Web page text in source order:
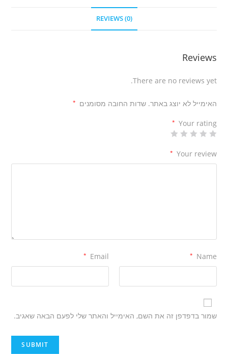
REVIEWS (0)
Reviews
There are no reviews yet.
האימייל לא יוצג באתר. שדות החובה מסומנים *
Your rating
*
Your review
*
Name
*
Email
*
שמור בדפדפן זה את השם, האימייל והאתר שלי לפעם הבאה שאגיב.